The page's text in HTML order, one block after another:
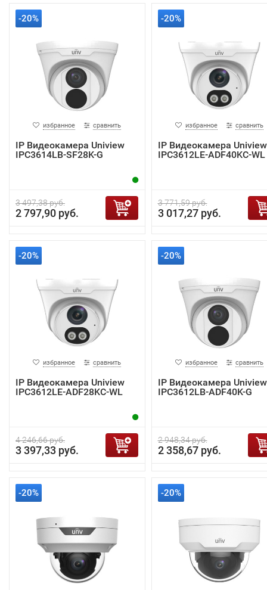
-20%
избранное сравнить
IP Видеокамера Uniview
IPC3614LB-SF28K-G
3 497,38 руб.
2 797,90 руб.
-20%
избранное сравнить
IP Видеокамера Uniview
IPC3612LE-ADF40KC-WL
3 771,59 руб.
3 017,27 руб.
-20%
избранное сравнить
IP Видеокамера Uniview
IPC3612LE-ADF28KC-WL
4 246,66 руб.
3 397,33 руб.
-20%
избранное сравнить
IP Видеокамера Uniview
IPC3612LB-ADF40K-G
2 948,34 руб.
2 358,67 руб.
-20% -20%